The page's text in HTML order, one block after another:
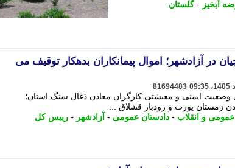
آبخیز -گلستان
در آزادشهر؛ اموال پیمانکاران بدهکار توقیف می
81694483
ایمنی و معیشتی کارگران معادن ذغال سنگ استان؛
زمستان یورت و رودبار قشلاق ...
عمومی و انقلاب - دادستان عمومی - آزادشهر - رییس کل